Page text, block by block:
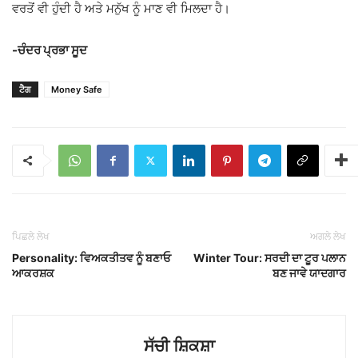
ਵਰਤੋਂ ਵੀ ਹੁੰਦੀ ਹੈ ਅਤੇ ਮਨੁੱਖ ਨੂੰ ਮਾਣ ਵੀ ਮਿਲਦਾ ਹੈ।
-ਚੰਦਰ ਪ੍ਰਭਾ ਸੂਦ
ਟੈਗ Money Safe
ਪਿਛਲੇ ਲੇਖ
Personality: ਵਿਅਕਤੀਤਵ ਨੂੰ ਬਣਾਓ
ਆਕਰਸ਼ਕ
ਅਗਲੇ ਲੇਖ
Winter Tour: ਸਰਦੀ ਦਾ ਟੂਰ ਪਲਾਨ
ਬਣ ਜਾਵੇ ਯਾਦਗਾਰ
ਸੱਚੀ ਸ਼ਿਕਸ਼ਾ